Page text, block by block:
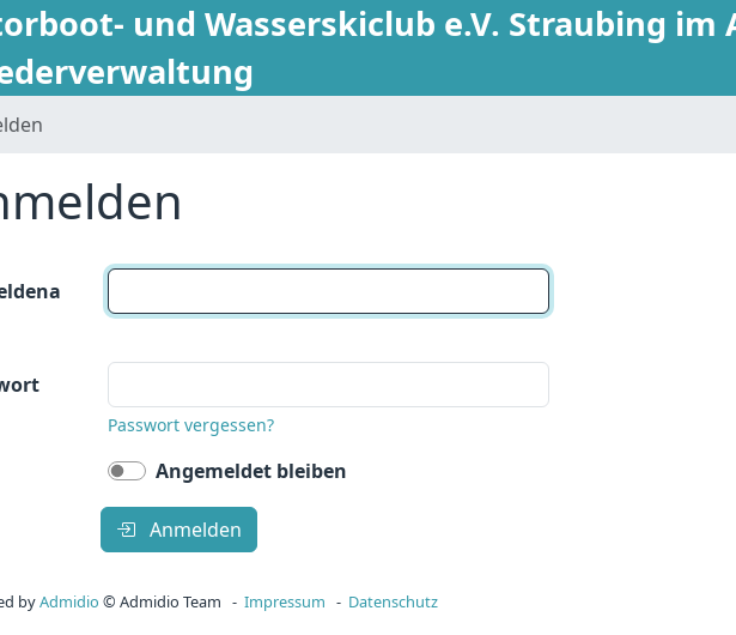
und Wasserskiclub e.V. Straubing im
Passwort vergessen?
Angemeldet bleiben
Anmelden
byAdmidio © Admidio Team - Impressum - Datenschutz